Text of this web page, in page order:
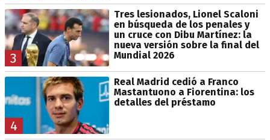
3
Tres lesionados, Lionel Scaloni
en búsqueda de los penales y
un cruce con Dibu Martínez: la
nueva versión sobre la final del
Mundial 2026
4
Real Madrid cedió a Franco
Mastantuono a Fiorentina: los
detalles del préstamo